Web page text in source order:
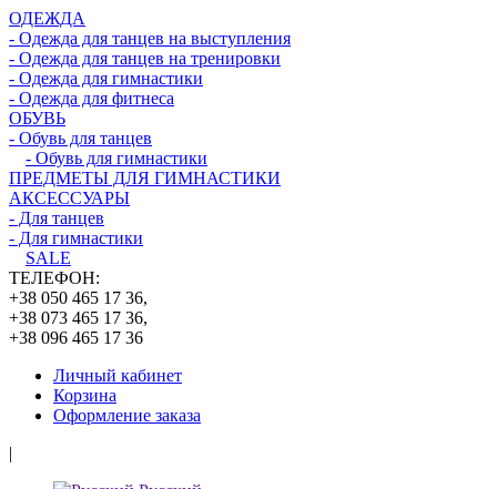
ОДЕЖДА
- Одежда для танцев на выступления
- Одежда для танцев на тренировки
- Одежда для гимнастики
- Одежда для фитнеса
ОБУВЬ
- Обувь для танцев
- Обувь для гимнастики
ПРЕДМЕТЫ ДЛЯ ГИМНАСТИКИ
АКСЕССУАРЫ
- Для танцев
- Для гимнастики
SALE
ТЕЛЕФОН:
+38 050 465 17 36,
+38 073 465 17 36,
+38 096 465 17 36
Личный кабинет
Корзина
Оформление заказа
|